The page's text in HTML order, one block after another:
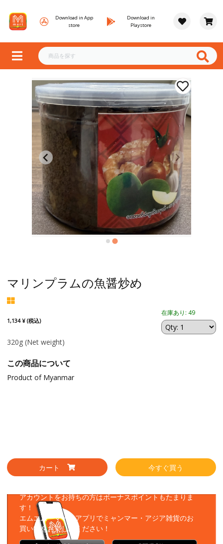
Download in App
store
Download in
Playstore
マリンプラムの魚醤炒め
1,134 ¥ (税込)
在庫あり: 49
320g (Net weight)
この商品について
Product of Myanmar
カート 今すぐ買う
アカウントをお持ちの方はボーナスポイントもたまりま
す！
エムエムーマートアプリでミャンマー・アジア雑貨のお
買い物をお楽しみください！